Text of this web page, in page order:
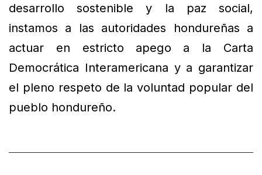
desarrollo sostenible y la paz social,
instamos a las autoridades hondureñas a
actuar en estricto apego a la Carta
Democrática Interamericana y a garantizar
el pleno respeto de la voluntad popular del
pueblo hondureño.